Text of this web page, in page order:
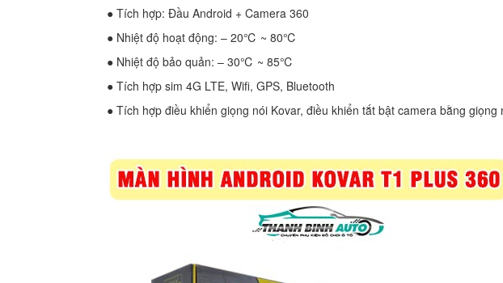
● Tích hợp: Đầu Android + Camera 360
● Nhiệt độ hoạt động: – 20℃ ~ 80℃
● Nhiệt độ bảo quản: – 30℃ ~ 85℃
● Tích hợp sim 4G LTE, Wifi, GPS, Bluetooth
● Tích hợp điều khiển giọng nói Kovar, điều khiển tắt bật camera bằng giọng